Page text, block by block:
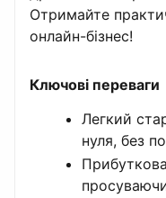
Отримайте
онлайн-бізнес!
Ключові переваги
Легкий
нуля, без